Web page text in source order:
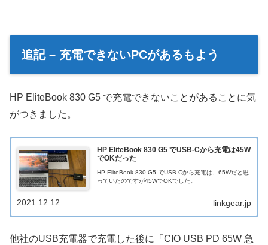
追記 – 充電できないPCがあるもよう
HP EliteBook 830 G5 で充電できないことがあることに気
がつきました。
HP EliteBook 830 G5 でUSB-Cから充電は45W
でOKだった
HP EliteBook 830 G5 でUSB-Cから充電は、65Wだと思
っていたのですが45WでOKでした。
linkgear.jp
2021.12.12
他社のUSB充電器で充電した後に「CIO USB PD 65W 急